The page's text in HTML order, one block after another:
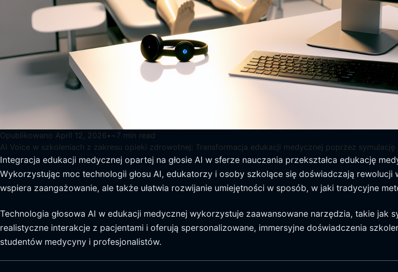
Opublikowano April 12, 2026• ~ 7 min read
AI Voice w szkoleniach z zakresu opieki zdrowotnej: Transformacja edukacji medycznej poprzez symulację
Integracja edukacji medycznej opartej na głosie AI w sferze nauczania przekształca edukację
Wykorzystując moc technologii głosu AI, edukatorzy i osoby szkolące się doświadczają
wspiera zaangażowanie, ale także ułatwia rozwijanie umiejętności w sposób, w jaki tradycyjne
Technologia głosowa AI w edukacji medycznej wykorzystuje zaawansowane narzędzia, takie jak
realistyczne interakcje z pacjentami i oferują spersonalizowane, immersyjne doświadczenia
studentów medycyny i profesjonalistów.